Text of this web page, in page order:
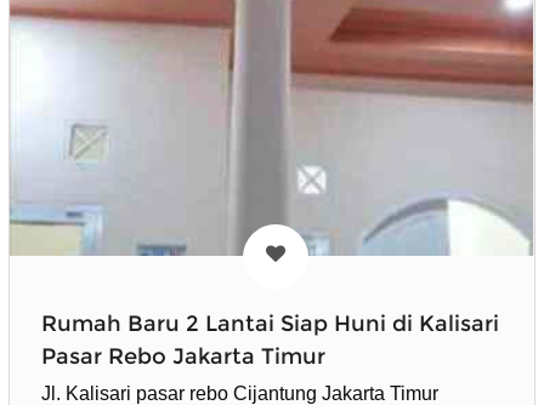
Rumah Baru 2 Lantai Siap Huni di Kalisari
Pasar Rebo Jakarta Timur
Jl. Kalisari pasar rebo Cijantung Jakarta Timur